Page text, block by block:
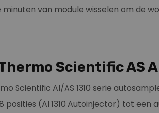
van module wisselen om de
Scientific AS
Scientific AI/AS 1310 serie
(AI 1310 Autoinjector) tot